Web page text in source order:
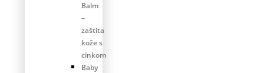
Balm
–
zaštita
kože s
cinkom
Baby